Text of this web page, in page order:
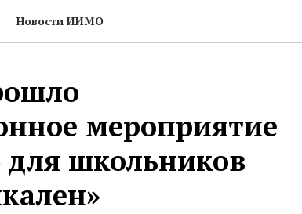
Новости ИИМО
мероприятие
для школьников